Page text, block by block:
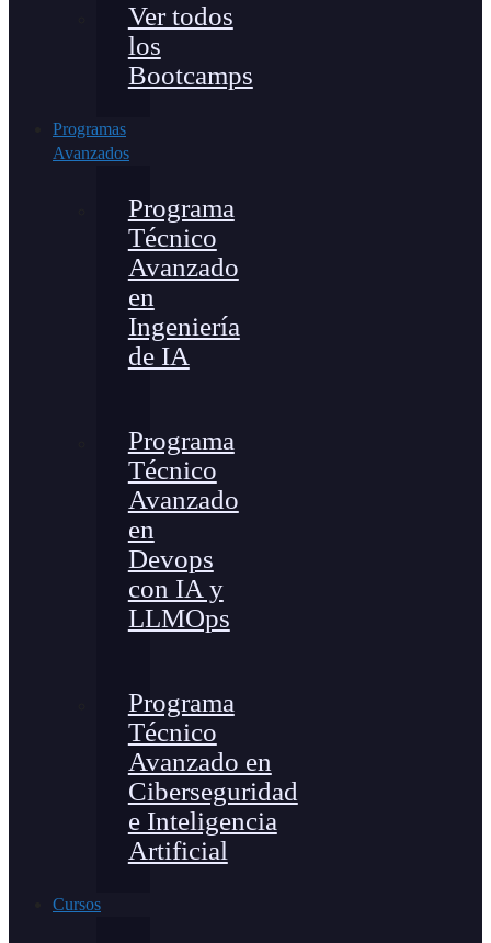
Ver todos
los
Bootcamps
Programas
Avanzados
Programa
Técnico
Avanzado
en
Ingeniería
de IA
Programa
Técnico
Avanzado
en
Devops
con IA y
LLMOps
Programa
Técnico
Avanzado en
Ciberseguridad
e Inteligencia
Artificial
Cursos